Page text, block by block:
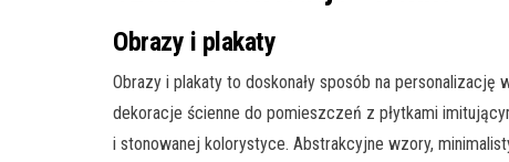
Obrazy i plakaty
Obrazy i plakaty to doskonały sposób na personalizację
dekoracje ścienne do pomieszczeń z płytkami
i stonowanej kolorystyce. Abstrakcyjne wzory,